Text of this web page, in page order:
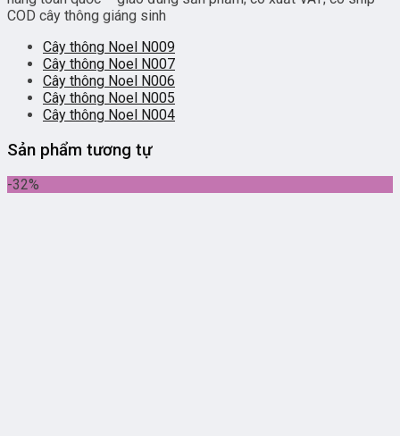
COD cây thông giáng sinh
Cây thông Noel N009
Cây thông Noel N007
Cây thông Noel N006
Cây thông Noel N005
Cây thông Noel N004
Sản phẩm tương tự
-32%